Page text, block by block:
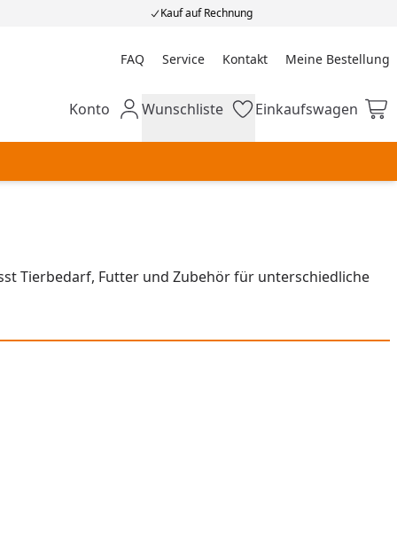
Kauf auf Rechnung
FAQ Service Kontakt Meine Bestellung
Meine Bestellung
Mein Konto
Konto Wunschliste
Wunschliste Einkaufswagen
Einkaufswagen
Tierbedarf, Futter und Zubehör für unterschiedliche